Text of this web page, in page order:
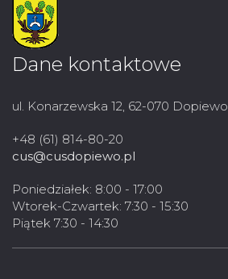
Dane kontaktowe
ul. Konarzewska 12, 62-070 Dopiewo
+48 (61) 814-80-20
cus@cusdopiewo.pl
Poniedziałek: 8:00 - 17:00
Wtorek-Czwartek: 7:30 - 15:30
Piątek 7:30 - 14:30